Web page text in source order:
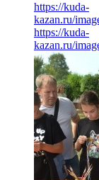
https://kuda-
kazan.ru/
https://kuda-
kazan.ru/